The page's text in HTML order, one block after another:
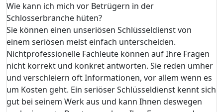
Wie kann ich mich vor Betrügern in der
Schlosserbranche hüten?
Sie können einen unseriösen Schlüsseldienst von
einem seriösen meist einfach unterscheiden.
Nichtprofessionelle Fachleute können auf Ihre Fragen
nicht korrekt und konkret antworten. Sie reden umher
und verschleiern oft Informationen, vor allem wenn es
um Kosten geht. Ein seriöser Schlüsseldienst kennt sich
gut bei seinem Werk aus und kann Ihnen deswegen